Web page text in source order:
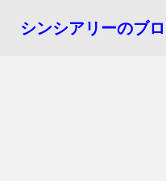
シンシアリーのブ